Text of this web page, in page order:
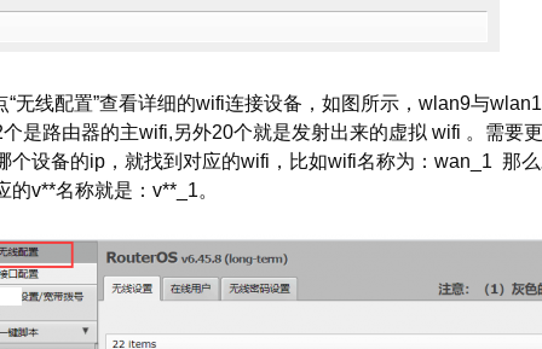
“无线配置”查看详细的wifi连接设备，如图所示，wlan9与
个是路由器的主wifi,另外20个就是发射出来的虚拟 wifi 。需要
个设备的ip，就找到对应的wifi，比如wifi名称为：wan_1 那
的v**名称就是：v**_1。